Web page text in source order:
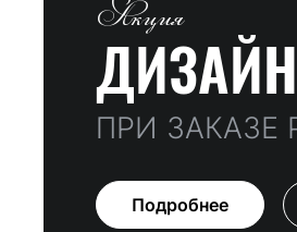
Акция
ПРИ ЗАКАЗЕ
Подробнее